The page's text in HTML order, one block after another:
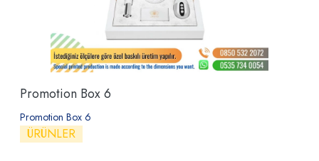
Promotion Box 6
Promotion Box 6
ÜRÜNLER